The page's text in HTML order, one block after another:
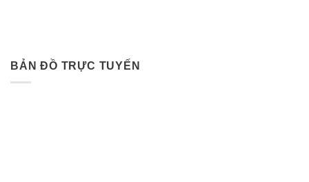
BẢN ĐỒ TRỰC TUYẾN